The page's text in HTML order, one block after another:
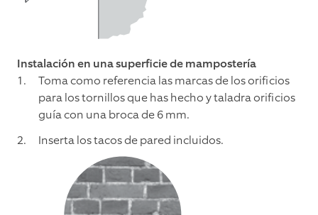
Instalación en una superficie de mampostería
Toma como referencia las marcas de los orificios
para los tornillos que has hecho y taladra orificios
guía con una broca de 6 mm.
Inserta los tacos de pared incluidos.